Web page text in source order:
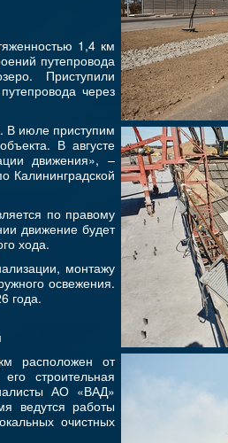
1,4 км
путепровода
Приступили
через
В июле приступим
В августе
движения», –
Калининградской
по правому
движение будет
хода.
монтажу
освежения.
года.
расположен от
строительная
АО «ВАД»
ведутся работы
очистных